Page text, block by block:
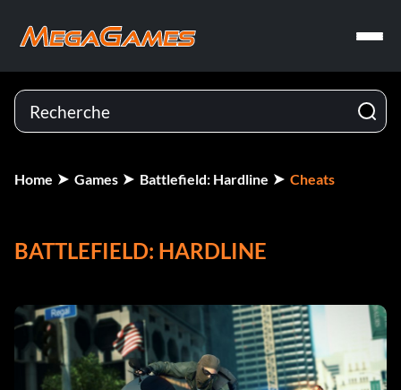
Home Games Battlefield: Hardline Cheats
BATTLEFIELD: HARDLINE